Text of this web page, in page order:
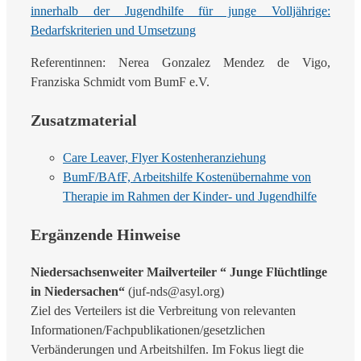
innerhalb der Jugendhilfe für junge Volljährige:
Bedarfskriterien und Umsetzung
Referentinnen: Nerea Gonzalez Mendez de Vigo,
Franziska Schmidt vom BumF e.V.
Zusatzmaterial
Care Leaver, Flyer Kostenheranziehung
BumF/BAfF, Arbeitshilfe Kostenübernahme von
Therapie im Rahmen der Kinder- und Jugendhilfe
Ergänzende Hinweise
Niedersachsenweiter Mailverteiler “ Junge Flüchtlinge
in Niedersachen“ (juf-nds@asyl.org)
Ziel des Verteilers ist die Verbreitung von relevanten
Informationen/Fachpublikationen/gesetzlichen
Verbänderungen und Arbeitshilfen. Im Fokus liegt die